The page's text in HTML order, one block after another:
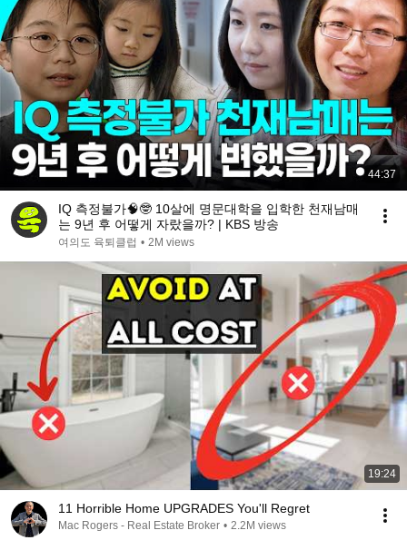
44:37
IQ 측정불가🧠🤓 10살에 명문대학을 입학한 천재남매
는 9년 후 어떻게 자랐을까? | KBS 방송
여의도 육퇴클럽 • 2M views
19:24
11 Horrible Home UPGRADES You'll Regret
Mac Rogers - Real Estate Broker • 2.2M views